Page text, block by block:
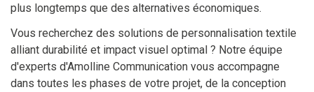
plus longtemps que des alternatives économiques.
Vous recherchez des solutions de personnalisation textile
alliant durabilité et impact visuel optimal ? Notre équipe
d'experts d'Amolline Communication vous accompagne
dans toutes les phases de votre projet, de la conception